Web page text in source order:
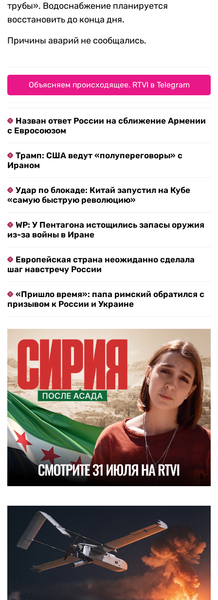
трубы». Водоснабжение планируется
восстановить до конца дня.
Причины аварий не сообщались.
Объясняем происходящее. RTVI в Telegram
Назван ответ России на сближение Армении
с Евросоюзом
Трамп: США ведут «полупереговоры» с
Ираном
Удар по блокаде: Китай запустил на Кубе
«самую быструю революцию»
WP: У Пентагона истощились запасы оружия
из-за войны в Иране
Европейская страна неожиданно сделала
шаг навстречу России
«Пришло время»: папа римский обратился с
призывом к России и Украине